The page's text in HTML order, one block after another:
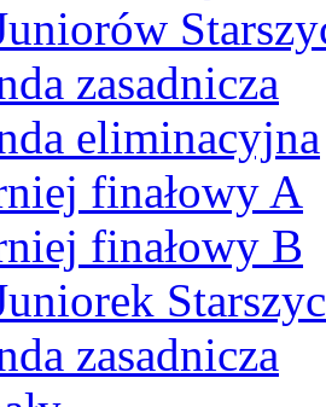
zasadnicza
eliminacyjna
finałowy A
finałowy B
zasadnicza